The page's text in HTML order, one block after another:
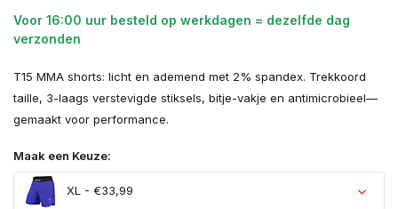
Voor 16:00 uur besteld op werkdagen = dezelfde dag
verzonden
T15 MMA shorts: licht en ademend met 2% spandex. Trekkoord
taille, 3-laags verstevigde stiksels, bitje-vakje en antimicrobieel—
gemaakt voor performance.
Maak een Keuze:
XL - €33,99